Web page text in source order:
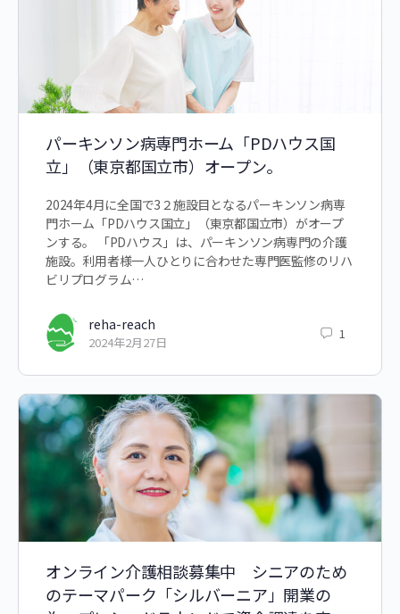
パーキンソン病専⾨ホーム「PDハウス国
立」（東京都国立市）オープン。
2024年4月に全国で3２施設目となるパーキンソン病専
⾨ホーム「PDハウス国立」（東京都国立市）がオープ
ンする。 「PDハウス」は、パーキンソン病専⾨の介護
施設。利用者様一人ひとりに合わせた専門医監修のリハ
ビリプログラム…
reha-reach
2024年2月27日
1
オンライン介護相談募集中 シニアのため
のテーマパーク「シルバーニア」開業の